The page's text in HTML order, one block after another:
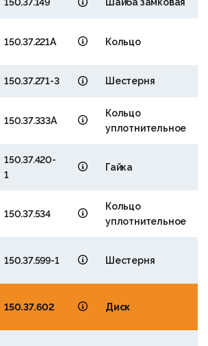
150.37.221А Кольцо
150.37.271-3 Шестерня
150.37.333А
Кольцо
уплотнительное
150.37.420-
1
Гайка
150.37.534
Кольцо
уплотнительное
150.37.599-1 Шестерня
150.37.602 Диск